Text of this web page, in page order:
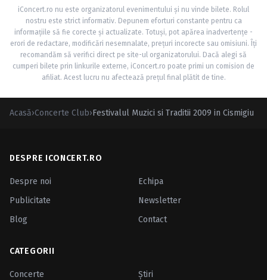
iConcert.ro nu este organizatorul evenimentului și nu vinde bilete. Rolul
nostru este strict informativ. Depunem eforturi constante pentru ca
informațiile să fie corecte și actualizate. Totuși, pot apărea inadvertențe -
erori de redactare, modificări nesemnalate, prețuri incorecte sau omisiuni. Îți
recomandăm să verifici direct pe site-ul organizatorului. Dacă alegi să
cumperi bilete prin linkurile externe, iConcert.ro poate primi un comision de
afiliat. Acest lucru nu afectează prețul final plătit de tine.
Acasă›Concerte Club›Festivalul Muzici si Traditii 2009 in Cismigiu
DESPRE ICONCERT.RO
Despre noi
Echipa
Publicitate
Newsletter
Blog
Contact
CATEGORII
Concerte
Ştiri